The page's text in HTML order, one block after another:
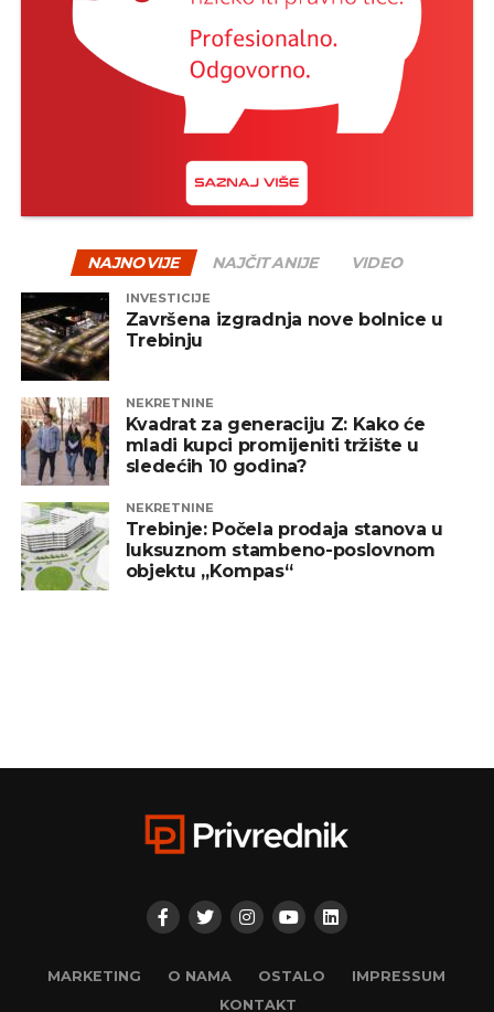
NAJNOVIJE NAJČITANIJE VIDEO
INVESTICIJE
Završena izgradnja nove bolnice u
Trebinju
NEKRETNINE
Kvadrat za generaciju Z: Kako će
mladi kupci promijeniti tržište u
sledećih 10 godina?
NEKRETNINE
Trebinje: Počela prodaja stanova u
luksuznom stambeno-poslovnom
objektu „Kompas“
MARKETING O NAMA OSTALO
IMPRESSUM
KONTAKT